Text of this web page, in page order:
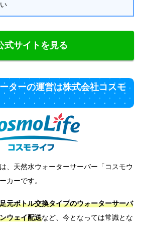
式サイトを見る
ターの運営は株式会社コスモ
、天然水ウォーターサーバー「コスモウ
カーです。
足元ボトル交換タイプのウォーターサーバ
ウェイ配送など、今となっては常識とな